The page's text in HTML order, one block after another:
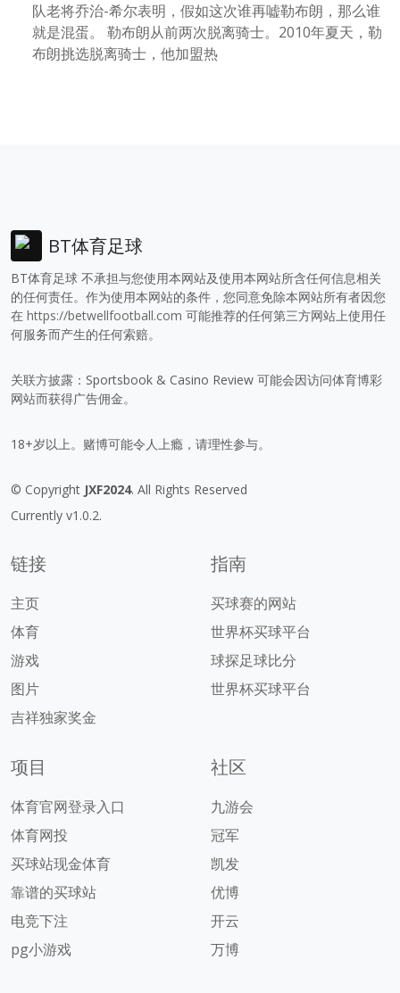
队老将乔治-希尔表明，假如这次谁再嘘勒布朗，那么谁
就是混蛋。 勒布朗从前两次脱离骑士。2010年夏天，勒
布朗挑选脱离骑士，他加盟热
BT体育足球
BT体育足球 不承担与您使用本网站及使用本网站所含任何信息相关
的任何责任。作为使用本网站的条件，您同意免除本网站所有者因您
在 https://betwellfootball.com 可能推荐的任何第三方网站上使用任
何服务而产生的任何索赔。
关联方披露：Sportsbook & Casino Review 可能会因访问体育博彩
网站而获得广告佣金。
18+岁以上。赌博可能令人上瘾，请理性参与。
© Copyright JXF2024. All Rights Reserved
Currently v1.0.2.
链接
主页
体育
游戏
图片
吉祥独家奖金
指南
买球赛的网站
世界杯买球平台
球探足球比分
世界杯买球平台
项目
体育官网登录入口
体育网投
买球站现金体育
靠谱的买球站
电竞下注
pg小游戏
社区
九游会
冠军
凯发
优博
开云
万博